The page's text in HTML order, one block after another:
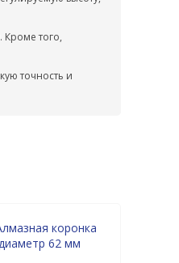
Кроме того,
точность и